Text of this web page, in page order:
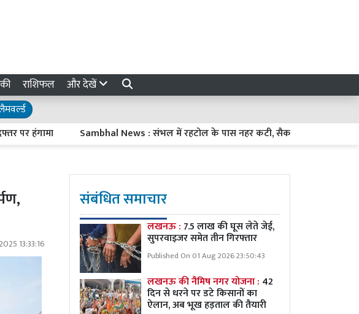
राशिफल और देखें
Sambhal News : संभल में रहटोल के पास नहर कटी, सैकड़ों बीघा फसल जलमग्न, चार घंटे
13:33:16
संबंधित समाचार
लखनऊ : 7.5 लाख की घूस लेते जेई,
सुपरवाइजर समेत तीन गिरफ्तार
Published On 01 Aug 2026 23:50:43
लखनऊ की नैमिष नगर योजना : 42
दिन से धरने पर डटे किसानों का
ऐलान, अब भूख हड़ताल की तैयारी